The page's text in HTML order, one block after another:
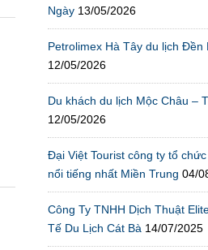
Ngày 13/05/2026
Petrolimex Hà Tây du lịch Đền
12/05/2026
Du khách du lịch Mộc Châu –
12/05/2026
Đại Việt Tourist công ty tổ
nổi tiếng nhất Miền Trung 04/
Công Ty TNHH Dịch Thuật
Tế Du Lịch Cát Bà 14/07/2025